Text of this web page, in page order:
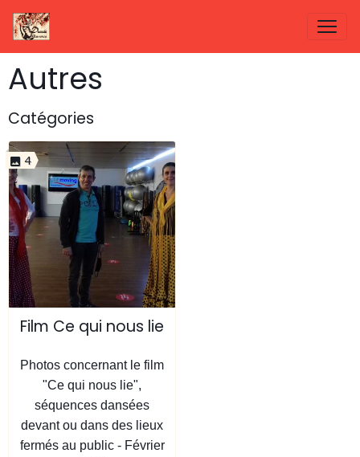
Autres
Catégories
4
Film Ce qui nous lie
Photos concernant le film
"Ce qui nous lie",
séquences dansées
devant ou dans des lieux
fermés au public - Février